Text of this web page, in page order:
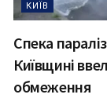
КИЇВ
Спека
Київщині
обмеження